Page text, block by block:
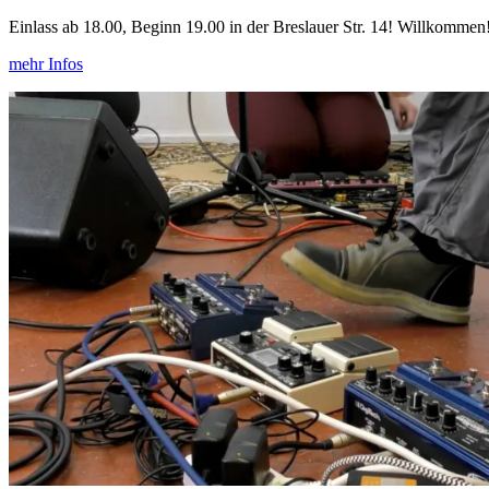
Einlass ab 18.00, Beginn 19.00 in der Breslauer Str. 14!
mehr Infos